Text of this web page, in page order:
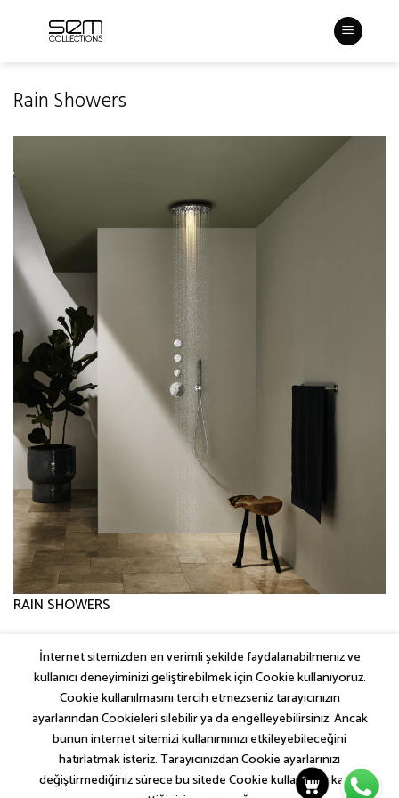
Rain Showers
RAIN SHOWERS
Önceki
Sonraki→
İnternet sitemizden en verimli şekilde faydalanabilmeniz ve
kullanıcı deneyiminizi geliştirebilmek için Cookie kullanıyoruz.
Cookie kullanılmasını tercih etmezseniz tarayıcınızın
ayarlarından Cookieleri silebilir ya da engelleyebilirsiniz. Ancak
bunun internet sitemizi kullanımınızı etkileyebileceğini
hatırlatmak isteriz. Tarayıcınızdan Cookie ayarlarınızı
değiştirmediğiniz sürece bu sitede Cookie kullanımını kabul